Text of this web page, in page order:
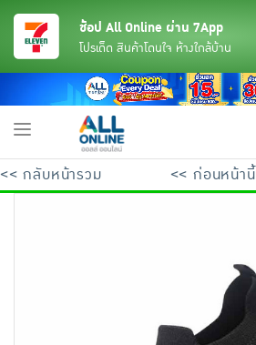
ช้อป All Online ผ่าน 7App
โปรเด็ด สินค้าโดนใจ ห้างใกล้บ้าน
Toggle
<< กลับหน้ารวม << ก่อนหน้านี้